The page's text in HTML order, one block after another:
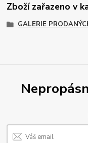
Zboží zařazeno v
GALERIE